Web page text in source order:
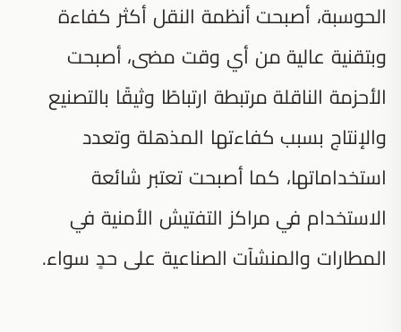
الحوسبة، أصبحت أنظمة النقل أكثر كفاءة
وبتقنية عالية من أي وقت مضى، أصبحت
الأحزمة الناقلة مرتبطة ارتباطًا وثيقًا بالتصنيع
والإنتاج بسبب كفاءتها المذهلة وتعدد
استخداماتها، كما أصبحت تعتبر شائعة
الاستخدام في مراكز التفتيش الأمنية في
المطارات والمنشآت الصناعية على حدٍ سواء.